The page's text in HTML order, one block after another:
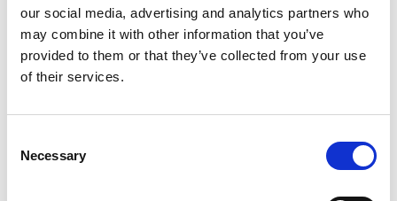
our social media, advertising and analytics partners who
may combine it with other information that you’ve
provided to them or that they’ve collected from your use
of their services.
Selection
Necessary